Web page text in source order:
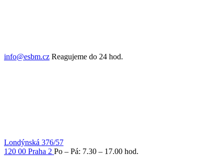
info@esbm.cz Reagujeme do 24 hod.
Londýnská 376/57
120 00 Praha 2 Po – Pá: 7.30 – 17.00 hod.